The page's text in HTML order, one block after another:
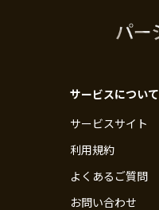
サービスについて
サービスサイト
利用規約
よくあるご質問
お問い合わせ